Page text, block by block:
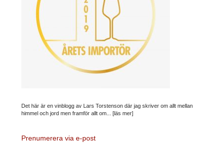
Det här är en vinblogg av Lars Torstenson där jag skriver om allt mellan
himmel och jord men framför allt om... [läs mer]
Prenumerera via e-post